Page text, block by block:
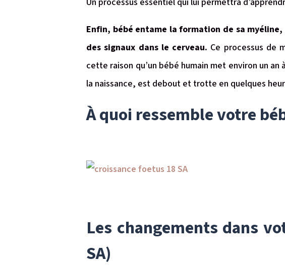
Enfin, bébé entame la formation de sa
des signaux dans le cerveau. Ce processus de
cette raison qu’un bébé humain met environ un
la naissance, est debout et trotte en quelques
À quoi ressemble votre
Les changements dans
SA)